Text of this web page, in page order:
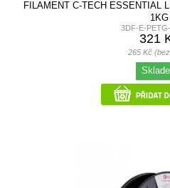
FILAMENT C-TECH ESSENTIAL
1KG
3DF-E-
321
265 Kč